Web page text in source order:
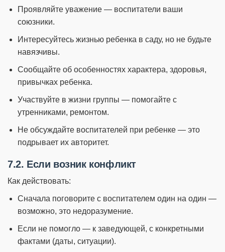
Проявляйте уважение — воспитатели ваши
союзники.
Интересуйтесь жизнью ребенка в саду, но не будьте
навязчивы.
Сообщайте об особенностях характера, здоровья,
привычках ребенка.
Участвуйте в жизни группы — помогайте с
утренниками, ремонтом.
Не обсуждайте воспитателей при ребенке — это
подрывает их авторитет.
7.2. Если возник конфликт
Как действовать:
Сначала поговорите с воспитателем один на один —
возможно, это недоразумение.
Если не помогло — к заведующей, с конкретными
фактами (даты, ситуации).